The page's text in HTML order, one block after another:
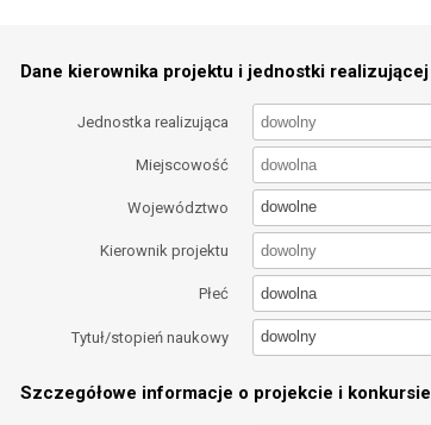
Dane kierownika projektu i jednostki realizującej
Jednostka realizująca
Miejscowość
Województwo dowolne
Kierownik projektu
Płeć dowolna
Tytuł/stopień naukowy dowolny
Szczegółowe informacje o projekcie i konkursie